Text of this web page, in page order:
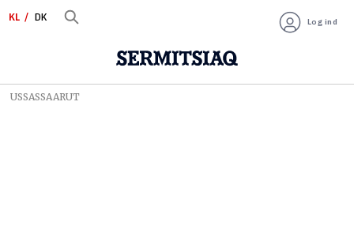
KL DK Log ind
USSASSAARUT